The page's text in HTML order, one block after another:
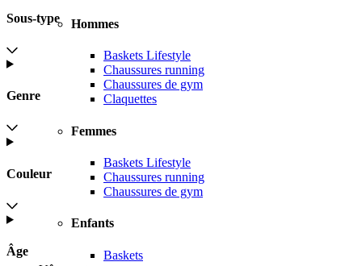
Hommes
Baskets Lifestyle
Chaussures running
Chaussures de gym
Claquettes
Femmes
Baskets Lifestyle
Chaussures running
Chaussures de gym
Enfants
Baskets
Sous-type
Genre
Couleur
Âge